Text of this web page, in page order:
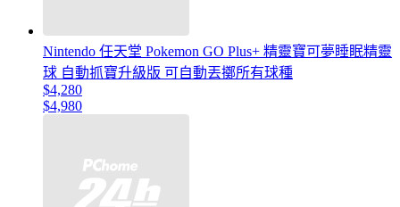
Nintendo 任天堂 Pokemon GO Plus+ 精靈寶可夢睡眠精靈
球 自動抓寶升級版 可自動丟擲所有球種
$4,280
$4,980